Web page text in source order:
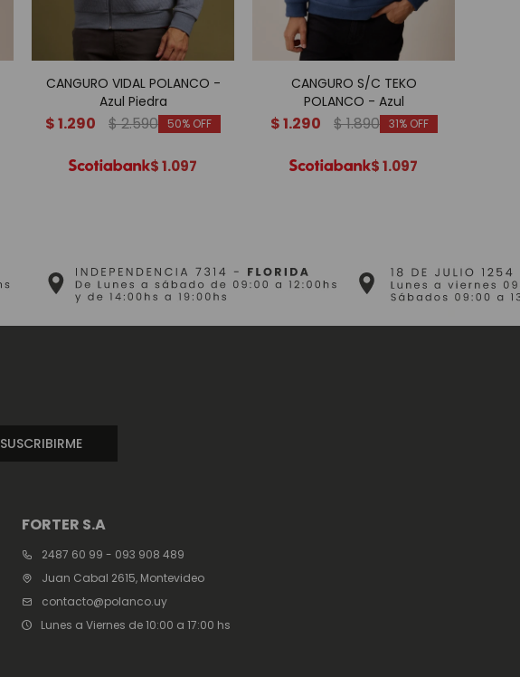
CANGURO VIDAL POLANCO -
Azul Piedra
$1.290 $2.590 50
$1.097
CANGURO S/C TEKO
POLANCO - Azul
$1.290 $1.890 31
$1.097
FORTER S.A
2487 60 99 - 093 908 489
Juan Cabal 2615, Montevideo
contacto@polanco.uy
Lunes a Viernes de 10:00 a 17:00 hs
SUSCRIBIRME